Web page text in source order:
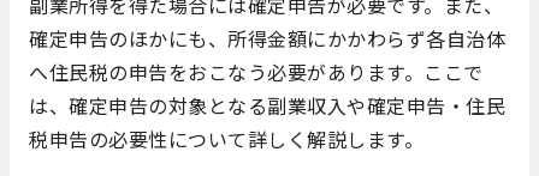
確定申告のほかにも、所得金額にかかわらず各自治体
へ住民税の申告をおこなう必要があります。ここで
は、確定申告の対象となる副業収入や確定申告・住民
税申告の必要性について詳しく解説します。